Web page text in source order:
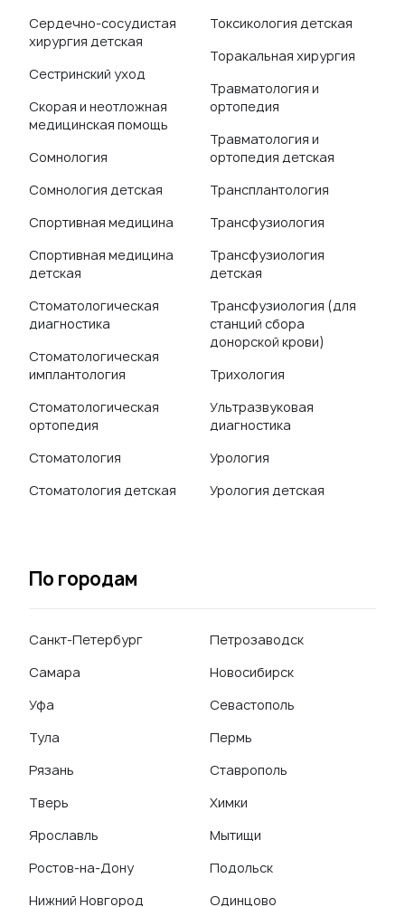
Сердечно-сосудистая
хирургия детская
Сестринский уход
Скорая и неотложная
медицинская помощь
Сомнология
Сомнология детская
Спортивная медицина
Спортивная медицина
детская
Стоматологическая
диагностика
Стоматологическая
имплантология
Стоматологическая
ортопедия
Стоматология
Стоматология детская
Токсикология детская
Торакальная хирургия
Травматология и
ортопедия
Травматология и
ортопедия детская
Трансплантология
Трансфузиология
Трансфузиология
детская
Трансфузиология (для
станций сбора
донорской крови)
Трихология
Ультразвуковая
диагностика
Урология
Урология детская
По городам
Санкт-Петербург
Самара
Уфа
Тула
Рязань
Тверь
Ярославль
Ростов-на-Дону
Нижний Новгород
Петрозаводск
Новосибирск
Севастополь
Пермь
Ставрополь
Химки
Мытищи
Подольск
Одинцово